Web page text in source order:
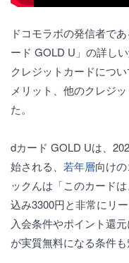
ドコモラボの発信者で
ード GOLD U」の詳し
クレジットカードにつ
メリット、他のクレジ
た。
dカード GOLD Uは、
始される、 若年層向け
ックんは「このカード
込み3300円と非常にリ
入会条件やポイント還
が実質無料になる条件も